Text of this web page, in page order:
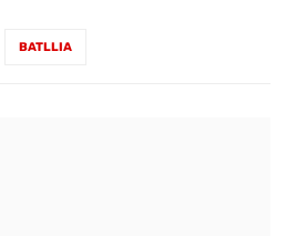
BATLLIA